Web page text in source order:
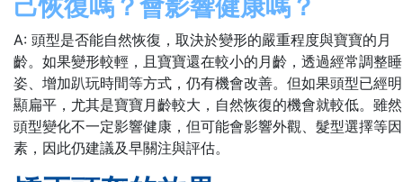
己恢復嗎？會影響健康嗎？
A: 頭型是否能自然恢復，取決於變形的嚴重程度與寶寶的月
齡。如果變形較輕，且寶寶還在較小的月齡，透過經常調整睡
姿、增加趴玩時間等方式，仍有機會改善。但如果頭型已經明
顯扁平，尤其是寶寶月齡較大，自然恢復的機會就較低。雖然
頭型變化不一定影響健康，但可能會影響外觀、髮型選擇等因
素，因此仍建議及早關注與評估。